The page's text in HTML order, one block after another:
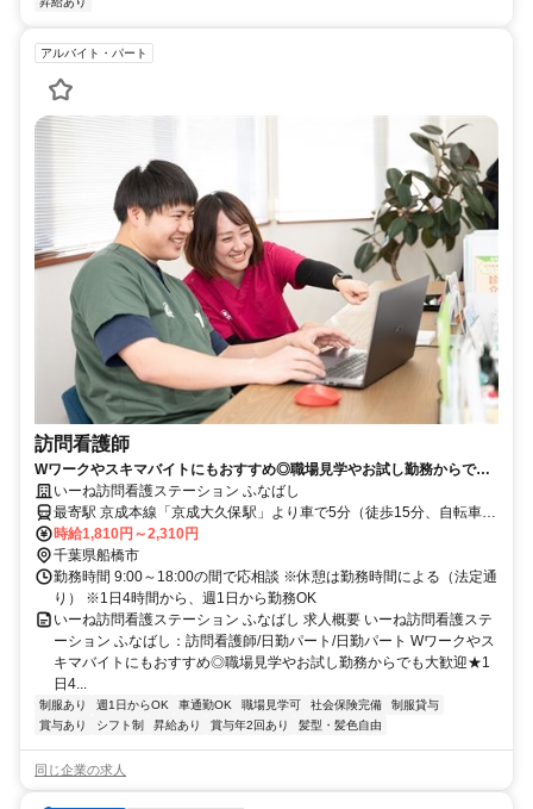
アルバイト・パート
訪問看護師
Wワークやスキマバイトにもおすすめ◎職場見学やお試し勤務からでも
大歓迎★1日4時間以上＆週1日から勤務OK！【船橋市、京成大久保駅、
訪問看護、看護師、日勤パート】
いーね訪問看護ステーション ふなばし
最寄駅 京成本線「京成大久保駅」より車で5分（徒歩15分、自転車8
分） ※最寄駅から通勤の方に自転車の貸与も行っております
時給1,810円～2,310円
千葉県船橋市
勤務時間 9:00～18:00の間で応相談 ※休憩は勤務時間による（法定通
り） ※1日4時間から、週1日から勤務OK
いーね訪問看護ステーション ふなばし 求人概要 いーね訪問看護ステ
ーション ふなばし：訪問看護師/日勤パート/日勤パート Wワークやス
キマバイトにもおすすめ◎職場見学やお試し勤務からでも大歓迎★1
日4...
制服あり 週1日からOK 車通勤OK 職場見学可 社会保険完備
制服貸与
賞与あり
シフト制 昇給あり 賞与年2回あり 髪型・髪色自由
同じ企業の求人